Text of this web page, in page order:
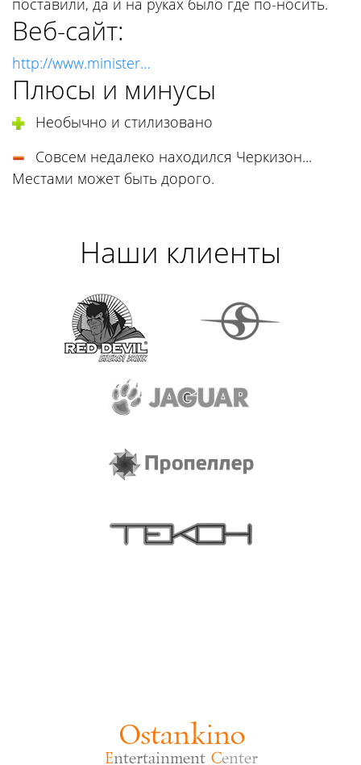
Веб-сайт:
http://www.minister…
Плюсы и минусы
Необычно и стилизовано
Совсем недалеко находился Черкизон...
Местами может быть дорого.
Наши клиенты
Ostankino
Entertainment Center